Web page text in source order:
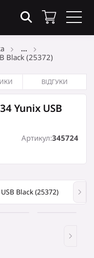
0₴
…
Black (25372)
ВІДГУКИ
Yunix USB
Артикул:345724